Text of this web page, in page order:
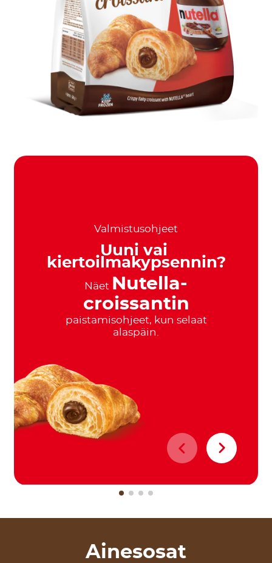
Valmistusohjeet
Uuni vai
kiertoilmakypsennin?
Näet
Nutella-
croissantin
paistamisohjeet, kun selaat
alaspäin.
Ainesosat